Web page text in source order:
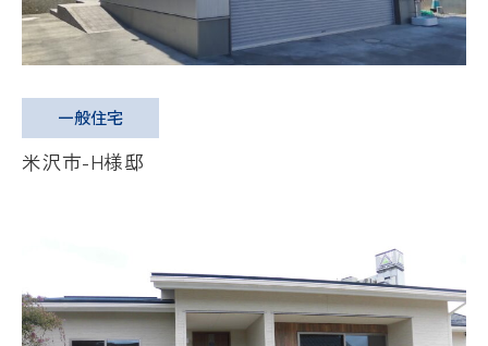
一般住宅
米沢市-H様邸